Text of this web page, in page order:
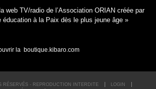
web TV/radio de l’Association ORIAN créée par
éducation à la Paix dès le plus jeune âge »
la boutique.kibaro.com
RÉSERVÉS - REPRODUCTION INTERDITE
LOGIN